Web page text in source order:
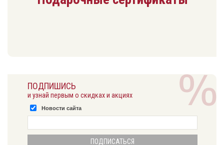
ПОДПИШИСЬ
и узнай первым о скидках и акциях
Новости сайта